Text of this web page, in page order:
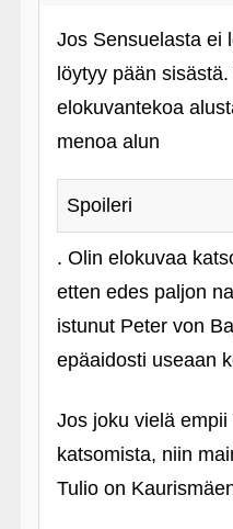
Jos Sensuelasta ei
löytyy pään
elokuvantekoa
menoa alun
Spoileri
. Olin elokuvaa
etten edes paljon
istunut Peter von
epäaidosti useaan
Jos joku vielä empii
katsomista, niin
Tulio on